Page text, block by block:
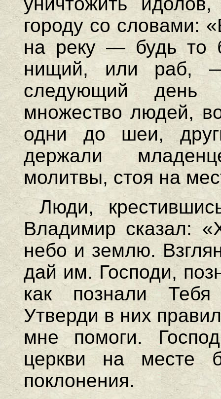
городу со словами:
на реку — будь то
нищий, или раб,
следующий день
множество людей,
одни до шеи,
держали
молитвы, стоя на
Люди,
Владимир сказал:
небо и землю.
дай им. Господи,
как познали Тебя
Утверди в них
мне помоги.
церкви на месте
поклонения.